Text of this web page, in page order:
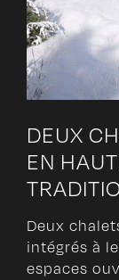
DEUX
EN
Deux
intégrés à
espaces